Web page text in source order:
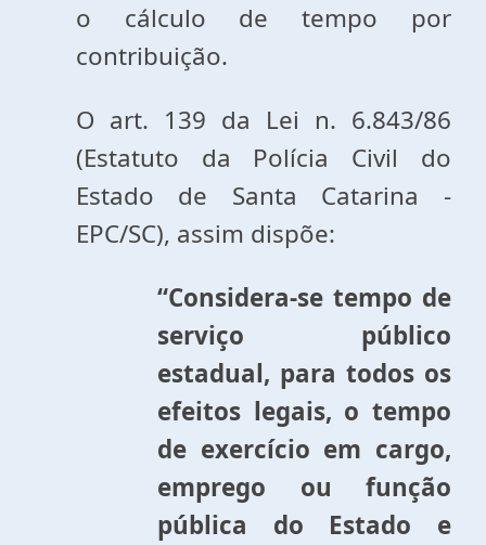
o cálculo de tempo por
contribuição.
O art. 139 da Lei n. 6.843/86
(Estatuto da Polícia Civil do
Estado de Santa Catarina -
EPC/SC), assim dispõe:
“Considera-se tempo de
serviço público
estadual, para todos os
efeitos legais, o tempo
de exercício em cargo,
emprego ou função
pública do Estado e